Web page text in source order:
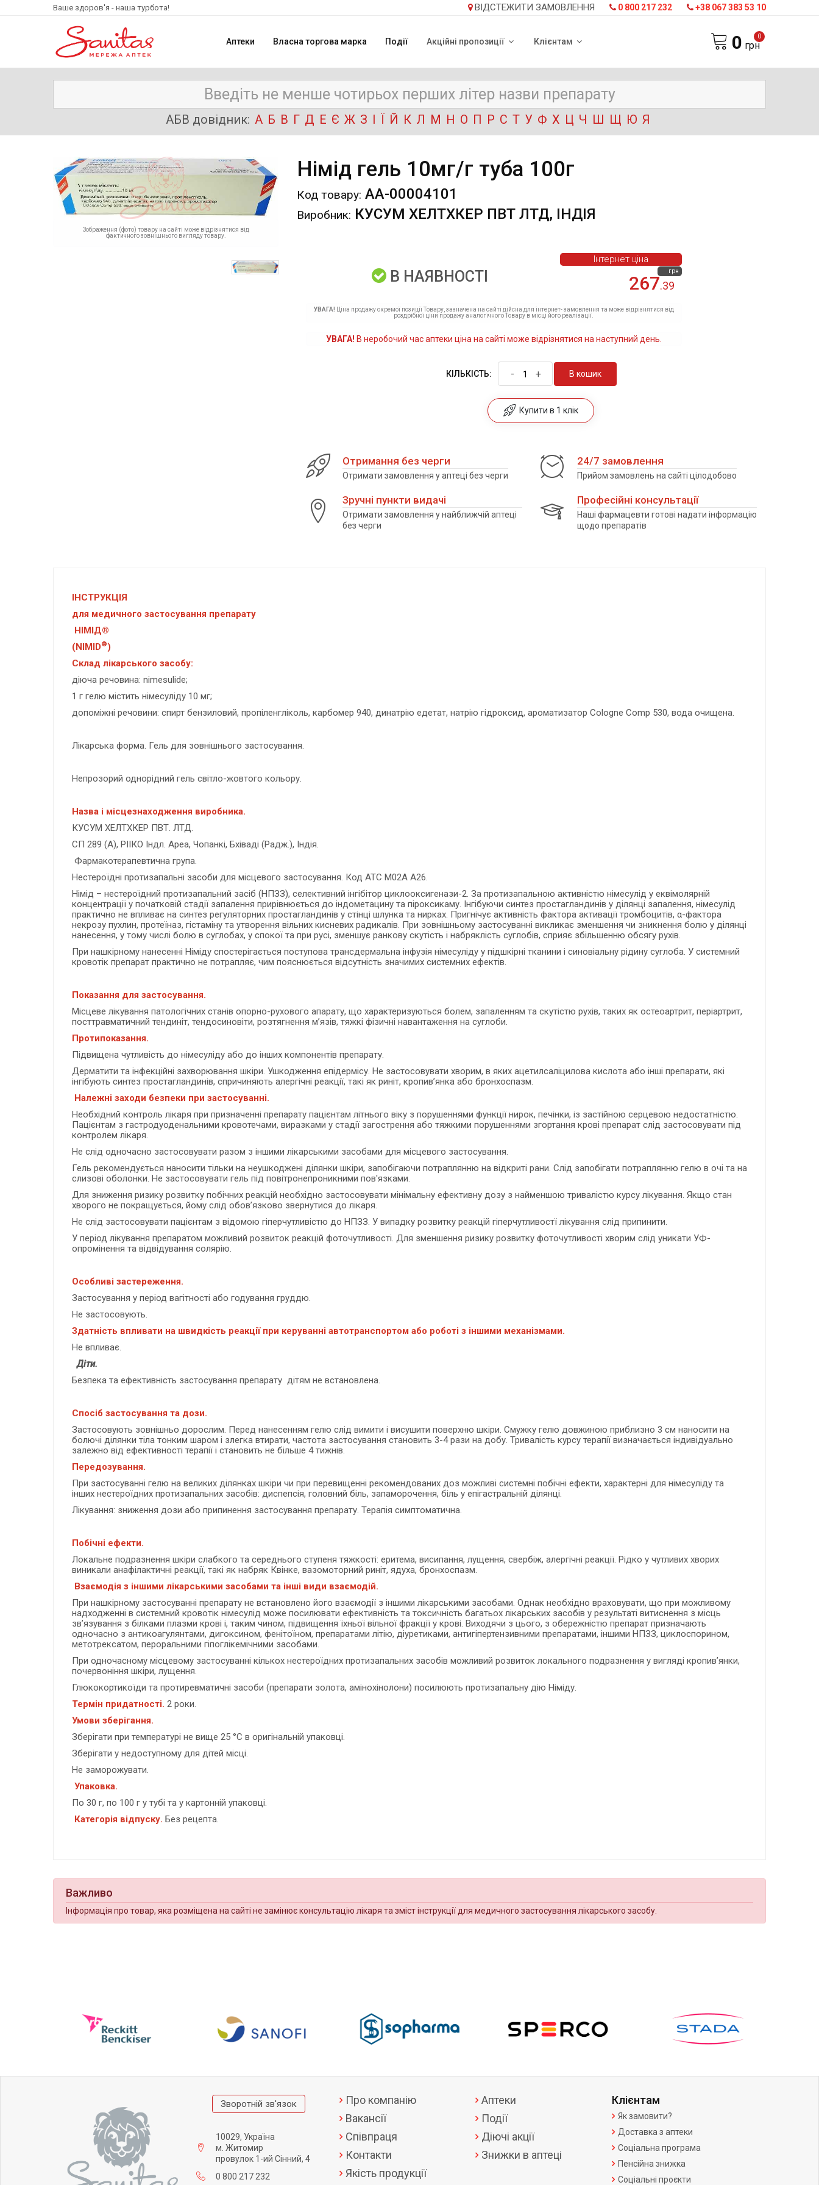
Ваше здоров'я - наша турбота! ВІДСТЕЖИТИ ЗАМОВЛЕННЯ 0 800 217 232 +38 067 383 53 10
Аптеки Власна торгова марка Події Акційні пропозиції Клієнтам
0
0 грн
АБВ довідник: А Б В Г Д Е Є Ж З І Ї Й К Л М Н О П Р С Т У Ф Х Ц Ч Ш Щ Ю Я
Зображення (фото) товару на сайті може відрізнятися від
фактичного зовнішнього вигляду товару.
Німід гель 10мг/г туба 100г
Код товару: АА-00004101
Виробник: КУСУМ ХЕЛТХКЕР ПВТ ЛТД, ІНДІЯ
В НАЯВНОСТІ 267.39
грн
Інтернет ціна
УВАГА! Ціна продажу окремої позиції Товару, зазначена на сайті дійсна для інтернет- замовлення та може відрізнятися від
роздрібної ціни продажу аналогічного Товару в місці його реалізації.
УВАГА! В неробочий час аптеки ціна на сайті може відрізнятися на наступний день.
КІЛЬКІСТЬ: - + В кошик
Купити в 1 клік
Отримання без черги
Отримати замовлення у аптеці без черги
24/7 замовлення
Прийом замовлень на сайті цілодобово
Зручні пункти видачі
Отримати замовлення у найближчій аптеці
без черги
Професійні консультації
Наші фармацевти готові надати інформацію
щодо препаратів
ІНСТРУКЦІЯ
для медичного застосування препарату
НІМІД®
(NIMID®)
Склад лікарського засобу:
діюча речовина: nimesulide;
1 г гелю містить німесуліду 10 мг;
допоміжні речовини: спирт бензиловий, пропіленгліколь, карбомер 940, динатрію едетат, натрію гідроксид, ароматизатор Cologne Comp 530, вода очищена.
Лікарська форма. Гель для зовнішнього застосування.
Непрозорий однорідний гель світло-жовтого кольору.
Назва і місцезнаходження виробника.
КУСУМ ХЕЛТХКЕР ПВТ. ЛТД.
СП 289 (А), РІІКО Індл. Ареа, Чопанкі, Бхіваді (Радж.), Індія.
Фармакотерапевтична група.
Нестероїдні протизапальні засоби для місцевого застосування. Код АТС М02А А26.
Німід – нестероїдний протизапальний засіб (НПЗЗ), селективний інгібітор циклооксигенази-2. За протизапальною активністю німесулід у еквімолярній
концентрації у початковій стадії запалення прирівнюється до індометацину та піроксикаму. Інгібуючи синтез простагландинів у ділянці запалення, німесулід
практично не впливає на синтез регуляторних простагландинів у стінці шлунка та нирках. Пригнічує активність фактора активації тромбоцитів, α-фактора
некрозу пухлин, протеїназ, гістаміну та утворення вільних кисневих радикалів. При зовнішньому застосуванні викликає зменшення чи зникнення болю у ділянці
нанесення, у тому числі болю в суглобах, у спокої та при русі, зменшує ранкову скутість і набряклість суглобів, сприяє збільшенню обсягу рухів.
При нашкірному нанесенні Німіду спостерігається поступова трансдермальна інфузія німесуліду у підшкірні тканини і синовіальну рідину суглоба. У системний
кровотік препарат практично не потрапляє, чим пояснюється відсутність значимих системних ефектів.
Показання для застосування.
Місцеве лікування патологічних станів опорно-рухового апарату, що характеризуються болем, запаленням та скутістю рухів, таких як остеоартрит, періартрит,
посттравматичний тендиніт, тендосиновіти, розтягнення м’язів, тяжкі фізичні навантаження на суглоби.
Протипоказання.
Підвищена чутливість до німесуліду або до інших компонентів препарату.
Дерматити та інфекційні захворювання шкіри. Ушкодження епідермісу. Не застосовувати хворим, в яких ацетилсаліцилова кислота або інші препарати, які
інгібують синтез простагландинів, спричиняють алергічні реакції, такі як риніт, кропив’янка або бронхоспазм.
Належні заходи безпеки при застосуванні.
Необхідний контроль лікаря при призначенні препарату пацієнтам літнього віку з порушеннями функції нирок, печінки, із застійною серцевою недостатністю.
Пацієнтам з гастродуоденальними кровотечами, виразками у стадії загострення або тяжкими порушеннями згортання крові препарат слід застосовувати під
контролем лікаря.
Не слід одночасно застосовувати разом з іншими лікарськими засобами для місцевого застосування.
Гель рекомендується наносити тільки на неушкоджені ділянки шкіри, запобігаючи потраплянню на відкриті рани. Слід запобігати потраплянню гелю в очі та на
слизові оболонки. Не застосовувати гель під повітронепроникними пов'язками.
Для зниження ризику розвитку побічних реакцій необхідно застосовувати мінімальну ефективну дозу з найменшою тривалістю курсу лікування. Якщо стан
хворого не покращується, йому слід обов’язково звернутися до лікаря.
Не слід застосовувати пацієнтам з відомою гіперчутливістю до НПЗЗ. У випадку розвитку реакцій гіперчутливостї лікування слід припинити.
У період лікування препаратом можливий розвиток реакцій фоточутливості. Для зменшення ризику розвитку фоточутливості хворим слід уникати УФ-
опромінення та відвідування солярію.
Особливі застереження.
Застосування у період вагітності або годування груддю.
Не застосовують.
Здатність впливати на швидкість реакції при керуванні автотранспортом або роботі з іншими механізмами.
Не впливає.
Діти.
Безпека та ефективність застосування препарату дітям не встановлена.
Спосіб застосування та дози.
Застосовують зовнішньо дорослим. Перед нанесенням гелю слід вимити і висушити поверхню шкіри. Смужку гелю довжиною приблизно 3 см наносити на
болючі ділянки тіла тонким шаром і злегка втирати, частота застосування становить 3-4 рази на добу. Тривалість курсу терапії визначається індивідуально
залежно від ефективності терапії і становить не більше 4 тижнів.
Передозування.
При застосуванні гелю на великих ділянках шкіри чи при перевищенні рекомендованих доз можливі системні побічні ефекти, характерні для німесуліду та
інших нестероїдних протизапальних засобів: диспепсія, головний біль, запаморочення, біль у епігастральній ділянці.
Лікування: зниження дози або припинення застосування препарату. Терапія симптоматична.
Побічні ефекти.
Локальне подразнення шкіри слабкого та середнього ступеня тяжкості: еритема, висипання, лущення, свербіж, алергічні реакції. Рідко у чутливих хворих
виникали анафілактичні реакції, такі як набряк Квінке, вазомоторний риніт, ядуха, бронхоспазм.
Взаємодія з іншими лікарськими засобами та інші види взаємодій.
При нашкірному застосуванні препарату не встановлено його взаємодії з іншими лікарськими засобами. Однак необхідно враховувати, що при можливому
надходженні в системний кровотік німесулід може посилювати ефективність та токсичність багатьох лікарських засобів у результаті витиснення з місць
зв’язування з білками плазми крові і, таким чином, підвищення їхньої вільної фракції у крові. Виходячи з цього, з обережністю препарат призначають
одночасно з антикоагулянтами, дигоксином, фенітоїном, препаратами літію, діуретиками, антигіпертензивними препаратами, іншими НПЗЗ, циклоспорином,
метотрексатом, пероральними гіпоглікемічними засобами.
При одночасному місцевому застосуванні кількох нестероїдних протизапальних засобів можливий розвиток локального подразнення у вигляді кропив’янки,
почервоніння шкіри, лущення.
Глюкокортикоїди та протиревматичні засоби (препарати золота, амінохінолони) посилюють протизапальну дію Німіду.
Термін придатності. 2 роки.
Умови зберігання.
Зберігати при температурі не вище 25 °С в оригінальній упаковці.
Зберігати у недоступному для дітей місці.
Не заморожувати.
Упаковка.
По 30 г, по 100 г у тубі та у картонній упаковці.
Категорія відпуску. Без рецепта.
Важливо
Інформація про товар, яка розміщена на сайті не замінює консультацію лікаря та зміст інструкції для медичного застосування лікарського засобу.
Зворотній зв'язок
10029, Україна
м. Житомир
провулок 1-ий Сінний, 4
0 800 217 232
Про компанію
Вакансії
Співпраця
Контакти
Якість продукції
Аптеки
Події
Діючі акції
Знижки в аптеці
Клієнтам
Як замовити?
Доставка з аптеки
Соціальна програма
Пенсійна знижка
Соціальні проєкти